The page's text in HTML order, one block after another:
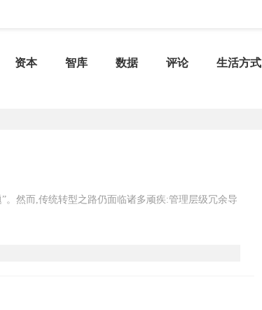
资本 智库 数据 评论 生活方式
。然而,传统转型之路仍面临诸多顽疾:管理层级冗余导